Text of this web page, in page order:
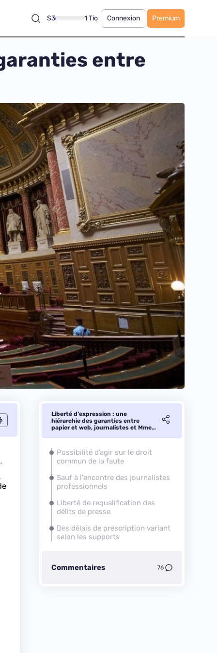
S3 1 Tio Connexion Premium
entre
Liberté d’expression : une
hiérarchie des garanties entre
papier et web, journalistes et Mme
Possibilité d’agir sur le droit
commun de la faute
Sauf à l'encontre des journalistes
professionnels
Liberté de requalification des
délits de presse
Des délais de prescription variant
selon les supports
Commentaires 76